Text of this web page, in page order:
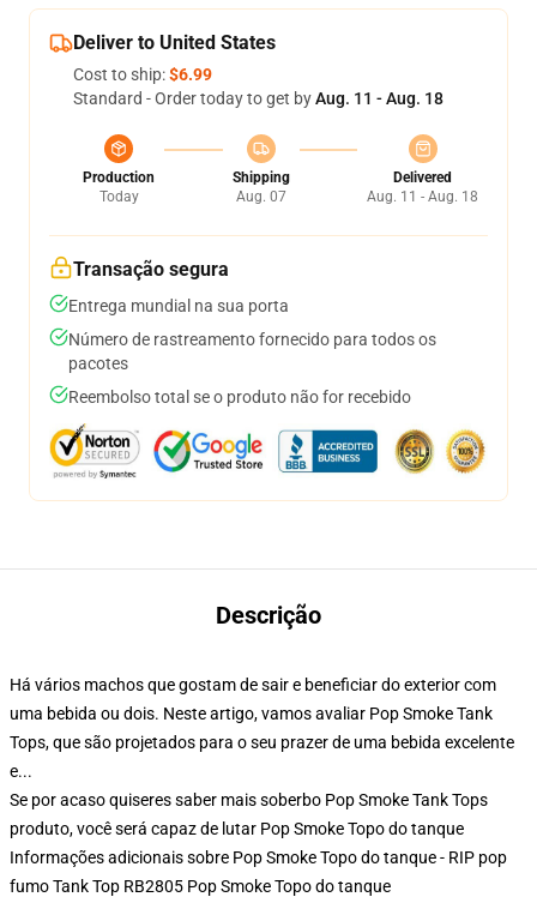
Deliver to United States
Cost to ship:$6.99
Standard - Order today to get byAug. 11 - Aug. 18
Production
Today
Shipping
Aug. 07
Delivered
Aug. 11 - Aug. 18
Transação segura
Entrega mundial na sua porta
Número de rastreamento fornecido para todos os
pacotes
Reembolso total se o produto não for recebido
Descrição
Há vários machos que gostam de sair e beneficiar do exterior com
uma bebida ou dois. Neste artigo, vamos avaliar Pop Smoke Tank
Tops, que são projetados para o seu prazer de uma bebida excelente
e...
Se por acaso quiseres saber mais soberbo Pop Smoke Tank Tops
produto, você será capaz de lutar Pop Smoke Topo do tanque
Informações adicionais sobre Pop Smoke Topo do tanque - RIP pop
fumo Tank Top RB2805 Pop Smoke Topo do tanque